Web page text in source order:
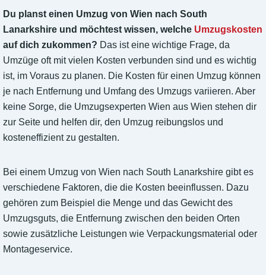
Du planst einen Umzug von Wien nach South
Lanarkshire und möchtest wissen, welche Umzugskosten
auf dich zukommen? Das ist eine wichtige Frage, da
Umzüge oft mit vielen Kosten verbunden sind und es wichtig
ist, im Voraus zu planen. Die Kosten für einen Umzug können
je nach Entfernung und Umfang des Umzugs variieren. Aber
keine Sorge, die Umzugsexperten Wien aus Wien stehen dir
zur Seite und helfen dir, den Umzug reibungslos und
kosteneffizient zu gestalten.
Bei einem Umzug von Wien nach South Lanarkshire gibt es
verschiedene Faktoren, die die Kosten beeinflussen. Dazu
gehören zum Beispiel die Menge und das Gewicht des
Umzugsguts, die Entfernung zwischen den beiden Orten
sowie zusätzliche Leistungen wie Verpackungsmaterial oder
Montageservice.